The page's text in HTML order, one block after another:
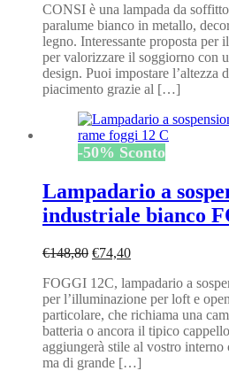
originale
era:
€219,60.
attuale
è:
€109,80.
CONSI è una lampada da
paralume bianco in metallo,
legno. Interessante proposta per
per valorizzare il soggiorno con
design. Puoi impostare l’altezza
piacimento grazie al […]
-50% Sconto
Lampadario a
industriale bianco
€148,80 Il
originale
era:
€148,80.
€74,40Il
attuale
è:
€74,40.
FOGGI 12C, lampadario a
per l’illuminazione per loft e
particolare, che richiama una
batteria o ancora il tipico
aggiungerà stile al vostro interno
ma di grande […]